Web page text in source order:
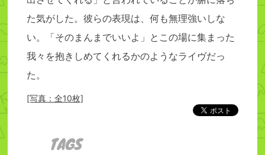
た気がした。彼らの表現は、何も無理強いしな
い。「そのまんまでいいよ」とこの場に集まった
我々を抱きしめてくれるかのようなライヴだっ
た。
[写真：全10枚]
TAGS